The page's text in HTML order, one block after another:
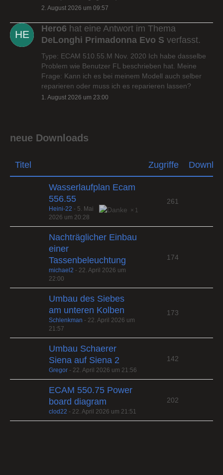
2. August 2026 um 09:57
Hero6 hat eine Antwort im Thema
DeLonghi Primadonna Evo S verfasst.
Type: ECAM 510.55.M Nov. 2020 Ich habe dasselbe
Problem wie Benutzer FL beschrieben hat. Meine
Frage: Kann ich es bei meinem Modell auch selber
reparieren oder muss ich es reparieren lassen?
1. August 2026 um 23:00
neue Downloads
Titel Zugriffe
Wasserlaufplan Ecam
556.55
1
Heini-22 - 5. Mai
2026 um 20:28
261
Nachträglicher Einbau
einer
Tassenbeleuchtung
michael2 - 22. April 2026 um
22:00
174
Umbau des Siebes
am unteren Kolben
Schlenkman - 22. April 2026 um
21:57
173
Umbau Schaerer
Siena auf Siena 2
Gregor - 22. April 2026 um 21:56
142
ECAM 550.75 Power
board diagram
clod22 - 22. April 2026 um 21:51
202